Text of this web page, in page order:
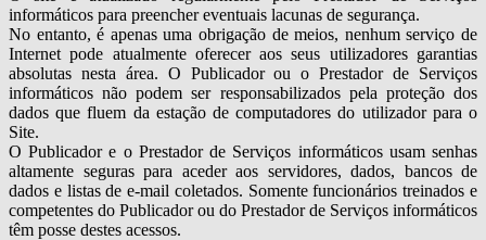
informáticos para preencher eventuais lacunas de segurança.
No entanto, é apenas uma obrigação de meios, nenhum serviço de
Internet pode atualmente oferecer aos seus utilizadores garantias
absolutas nesta área. O Publicador ou o Prestador de Serviços
informáticos não podem ser responsabilizados pela proteção dos
dados que fluem da estação de computadores do utilizador para o
Site.
O Publicador e o Prestador de Serviços informáticos usam senhas
altamente seguras para aceder aos servidores, dados, bancos de
dados e listas de e-mail coletados. Somente funcionários treinados e
competentes do Publicador ou do Prestador de Serviços informáticos
têm posse destes acessos.